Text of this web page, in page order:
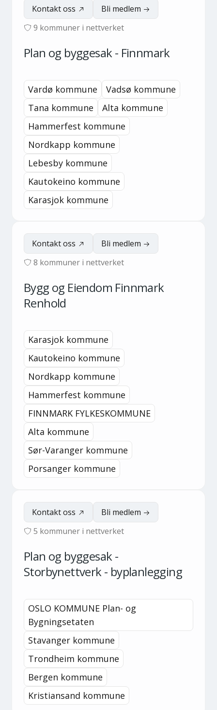
Kontakt oss
Bli medlem
9 kommuner i nettverket
Plan og byggesak - Finnmark
Vardø kommune
Vadsø kommune
Tana kommune
Alta kommune
Hammerfest kommune
Nordkapp kommune
Lebesby kommune
Kautokeino kommune
Karasjok kommune
Kontakt oss
Bli medlem
8 kommuner i nettverket
Bygg og Eiendom Finnmark
Renhold
Karasjok kommune
Kautokeino kommune
Nordkapp kommune
Hammerfest kommune
FINNMARK FYLKESKOMMUNE
Alta kommune
Sør-Varanger kommune
Porsanger kommune
Kontakt oss
Bli medlem
5 kommuner i nettverket
Plan og byggesak -
Storbynettverk - byplanlegging
OSLO KOMMUNE Plan- og
Bygningsetaten
Stavanger kommune
Trondheim kommune
Bergen kommune
Kristiansand kommune